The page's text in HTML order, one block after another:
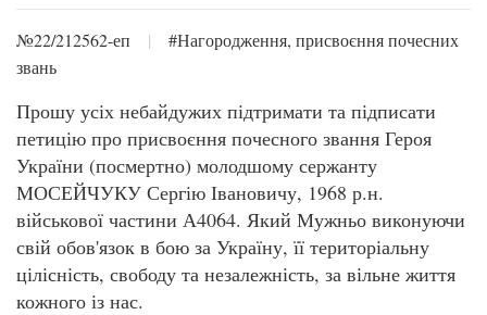
№22/212562-еп |
#Нагородження, присвоєння почесних
звань
Прошу усіх небайдужих підтримати та підписати
петицію про присвоєння почесного звання Героя
України (посмертно) молодшому сержанту
МОСЕЙЧУКУ Сергію Івановичу, 1968 р.н.
військової частини А4064. Який Мужньо виконуючи
свій обов'язок в бою за Україну, її територіальну
цілісність, свободу та незалежність, за вільне життя
кожного із нас.